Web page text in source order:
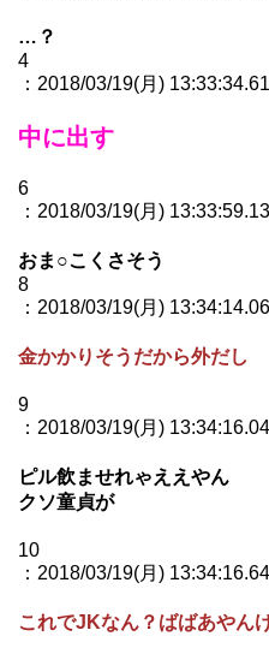
…？
4
：2018/03/19(月)
中に出す
6
：2018/03/19(月)
おま○こくさそう
8
：2018/03/19(月)
金かかりそうだから外だし
9
：2018/03/19(月)
ピル飲ませれゃええやん
クソ童貞が
10
：2018/03/19(月)
これでJKなん？ばばあやん